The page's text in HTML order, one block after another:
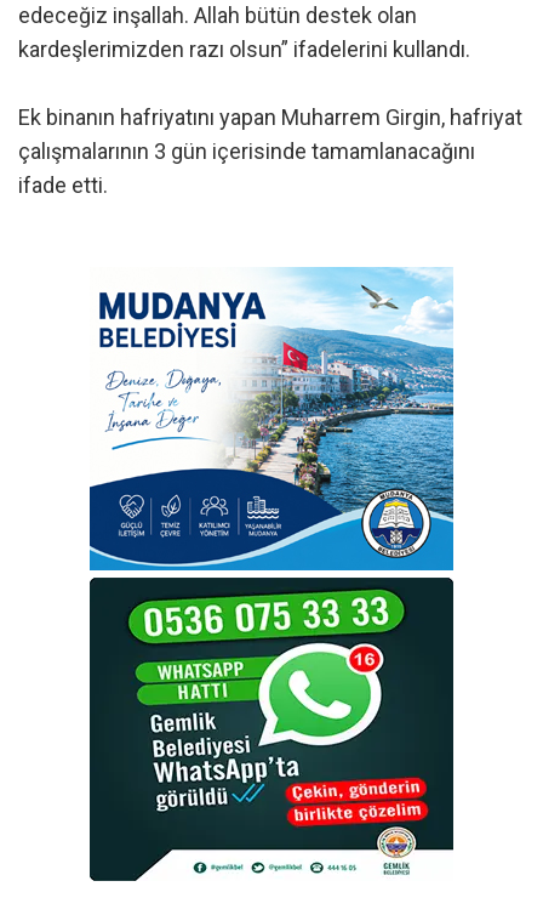
edeceğiz inşallah. Allah bütün destek olan
kardeşlerimizden razı olsun” ifadelerini kullandı.
Ek binanın hafriyatını yapan Muharrem Girgin, hafriyat
çalışmalarının 3 gün içerisinde tamamlanacağını
ifade etti.